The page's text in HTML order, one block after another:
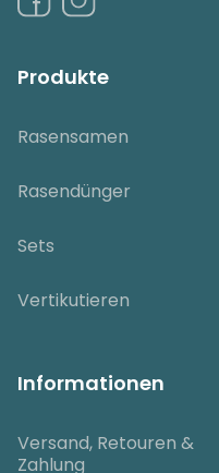
Produkte
Rasensamen
Rasendünger
Sets
Vertikutieren
Informationen
Versand, Retouren &
Zahlung